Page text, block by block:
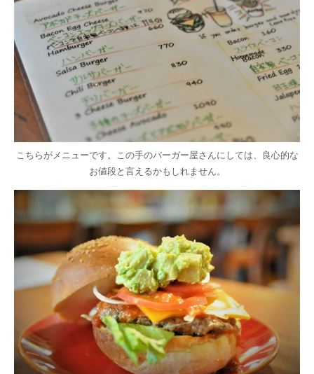
こちらがメニューです。この手のバーガー屋さんにしては、良心的な
お値段と言えるかもしれません。